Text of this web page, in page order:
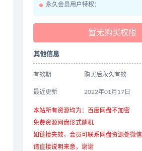
永久会员用户特权：
暂无购买权限
其他信息
有效期 购买后永久有效
最近更新 2022年01月17日
本站所有资源均为：百度网盘不加密
免费资源网盘形式随机
如链接失效，会员可联系网盘资源处微信
请直接说明来意，谢谢